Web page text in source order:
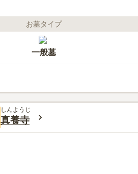
お墓タイプ
一般墓
しんようじ
真養寺